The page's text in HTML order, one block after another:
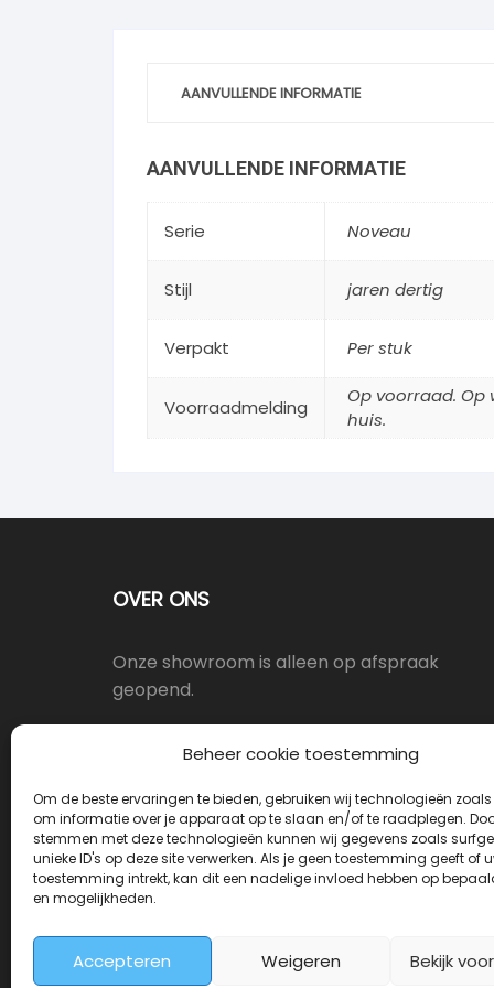
Beheer cookie toestemming
Om de beste ervaringen te bieden, gebruiken wij technologieën
om informatie over je apparaat op te slaan en/of te raadplegen.
stemmen met deze technologieën kunnen wij gegevens zoals
unieke ID's op deze site verwerken. Als je geen toestemming geeft of
toestemming intrekt, kan dit een nadelige invloed hebben op
en mogelijkheden.
Accepteren Weigeren Bekijk
AANVULLENDE INFORMATIE
AANVULLENDE INFORMATIE
Serie Noveau
Stijl jaren dertig
Verpakt Per stuk
Voorraadmelding
Op voorraad. Op
huis.
OVER ONS
Onze showroom is alleen op afspraak
geopend.
Oostergracht 17-10, 3763LX Soest
info@deurkrukwinkel.nl
Maandag - Vrijdag 08:30 - 17:30